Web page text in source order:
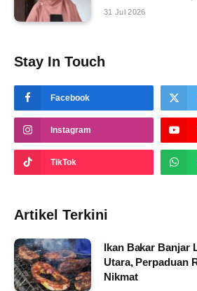
31 Jul 2026
Stay In Touch
Facebook
Instagram
TikTok
Artikel Terkini
Ikan Bakar Banjar
Utara, Perpaduan
Nikmat